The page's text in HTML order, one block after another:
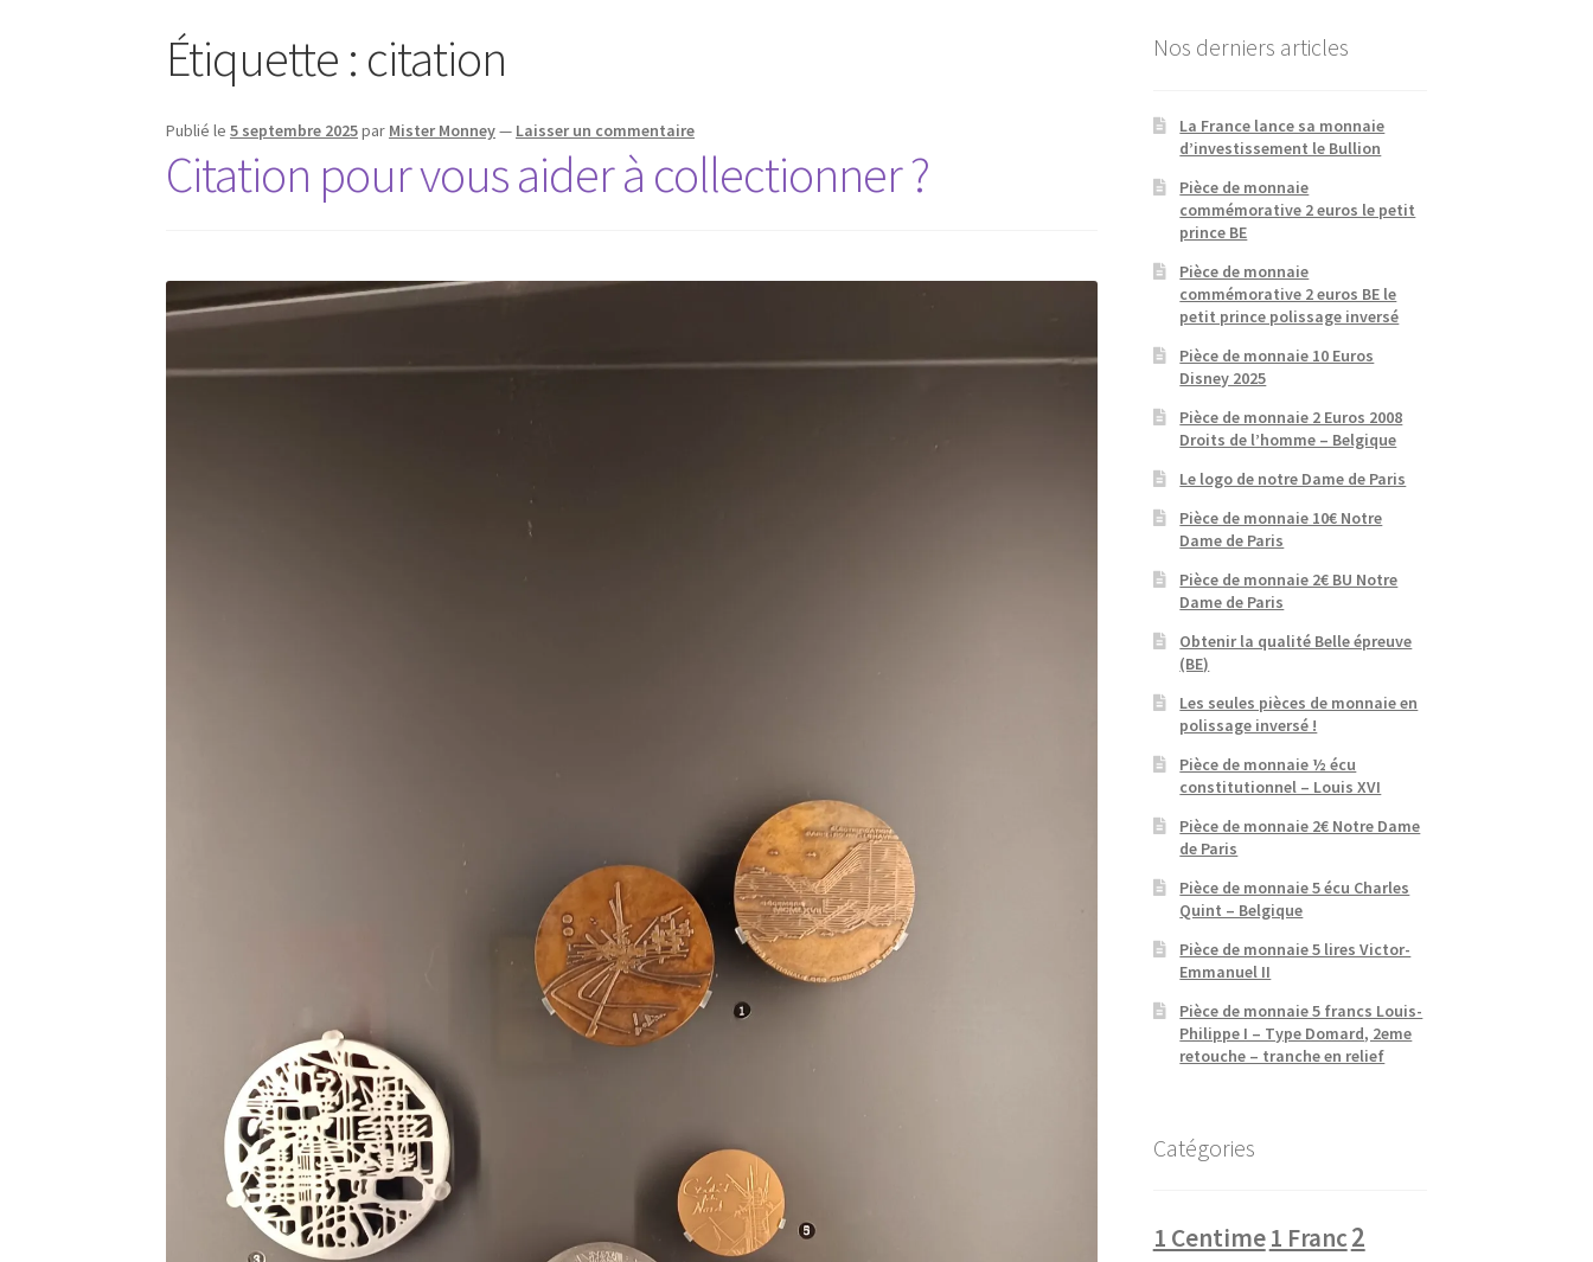
Étiquette : citation
Publié le5 septembre 2025par Mister Monney— Laisser un commentaire
Citation pour vous aider à collectionner ?
Nos derniers articles
La France lance sa monnaie
d’investissement le Bullion
Pièce de monnaie
commémorative 2 euros le petit
prince BE
Pièce de monnaie
commémorative 2 euros BE le
petit prince polissage inversé
Pièce de monnaie 10 Euros
Disney 2025
Pièce de monnaie 2 Euros 2008
Droits de l’homme – Belgique
Le logo de notre Dame de Paris
Pièce de monnaie 10€ Notre
Dame de Paris
Pièce de monnaie 2€ BU Notre
Dame de Paris
Obtenir la qualité Belle épreuve
(BE)
Les seules pièces de monnaie en
polissage inversé !
Pièce de monnaie ½ écu
constitutionnel – Louis XVI
Pièce de monnaie 2€ Notre Dame
de Paris
Pièce de monnaie 5 écu Charles
Quint – Belgique
Pièce de monnaie 5 lires Victor-
Emmanuel II
Pièce de monnaie 5 francs Louis-
Philippe I – Type Domard, 2eme
retouche – tranche en relief
Catégories
1 Centime1 Franc2